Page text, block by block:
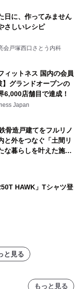
日に、作ってみません
さしいレシピ
会戸塚西口さとう内科
ィットネス 国内の会員
グランドオープンの
6,000店舗目で達成！
Japan
骨造戸建てをフルリノ
と外をつなぐ「土間リ
な暮らしを叶えた施工
アースが公開
HAWK」Tシャツ登
と見る
もっと見る